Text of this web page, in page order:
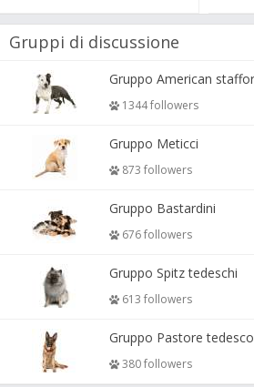
Gruppi di discussione
1344 followers
Gruppo Meticci
873 followers
Gruppo Bastardini
676 followers
Gruppo Spitz tedeschi
613 followers
Gruppo Pastore tedesco
380 followers